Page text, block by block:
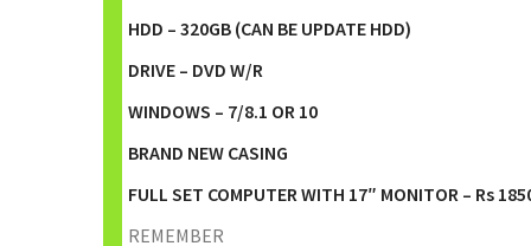
HDD – 320GB (CAN BE UPDATE HDD)
DRIVE – DVD W/R
WINDOWS – 7/8.1 OR 10
BRAND NEW CASING
FULL SET COMPUTER WITH 17″ MONITOR – Rs
REMEMBER